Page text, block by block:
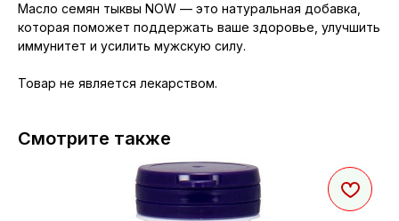
Масло семян тыквы NOW — это натуральная добавка,
которая поможет поддержать ваше здоровье, улучшить
иммунитет и усилить мужскую силу.
Товар не является лекарством.
Смотрите также